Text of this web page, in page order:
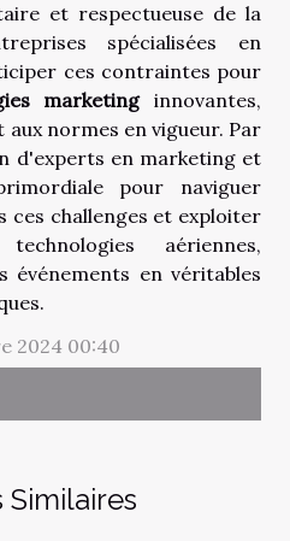
Similaires
et respectueuse de la
spécialisées en
ces contraintes pour
marketinginnovantes,
normes en vigueur. Par
d'experts en marketing et
pour naviguer
ces challenges et exploiter
aériennes,
événements en véritables
2024 00:40